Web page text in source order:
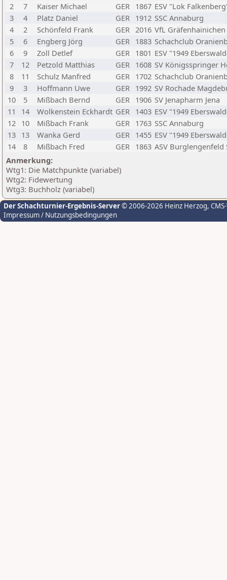
2
7 Kaiser Michael GER 1867 ESV "Lok
3
4 Platz Daniel GER 1912 SSC Annaburg
4
2 Schönfeld Frank GER 2016 VfL Gräfenhainichen
5
6 Engberg Jörg GER 1883 Schachclub
6
9 Zoll Detlef GER 1801 ESV "1949
7
12 Petzold Matthias GER 1608 SV Königsspringer
8
11 Schulz Manfred GER 1702 Schachclub
9
3 Hoffmann Uwe GER 1992 SV Rochade
10
5 Mißbach Bernd GER 1906 SV Jenapharm Jena
11
14 Wolkenstein Eckhardt GER 1403 ESV "1949
12 10 Mißbach Frank GER 1763 SSC Annaburg
13 13 Wanka Gerd GER 1455 ESV "1949
14
8 Mißbach Fred GER 1863 ASV Burglengenfeld
Anmerkung:
Wtg1: Die Matchpunkte (variabel)
Wtg2: Fidewertung
Wtg3: Buchholz (variabel)
Der Schachturnier-Ergebnis-Server© 2006-2026 Heinz Herzog,
Impressum / Nutzungsbedingungen